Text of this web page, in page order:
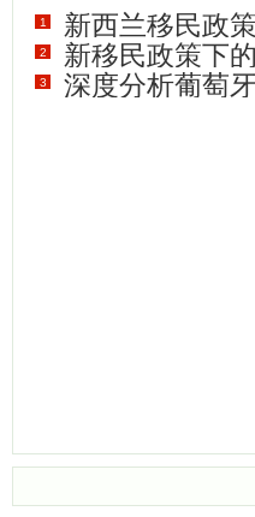
1 新西兰移民政
2 新移民政策下
3 深度分析葡萄